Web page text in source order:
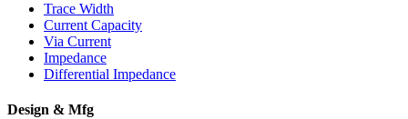
Trace Width
Current Capacity
Via Current
Impedance
Differential Impedance
Design & Mfg